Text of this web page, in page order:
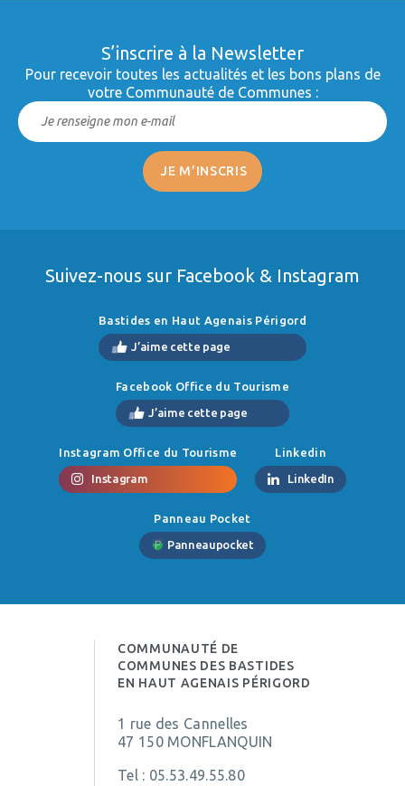
S’inscrire à la Newsletter
Pour recevoir toutes les actualités et les bons plans de
votre Communauté de Communes :
Suivez-nous sur Facebook & Instagram
Bastides en Haut Agenais Périgord
J’aime cette page
Facebook Office du Tourisme
J’aime cette page
Instagram Office du Tourisme
Instagram
Linkedin
LinkedIn
Panneau Pocket
Panneaupocket
COMMUNAUTÉ DE
COMMUNES DES BASTIDES
EN HAUT AGENAIS PÉRIGORD
1 rue des Cannelles
47 150 MONFLANQUIN
Tel : 05.53.49.55.80